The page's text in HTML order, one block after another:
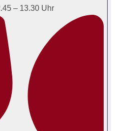
– 13.30 Uhr